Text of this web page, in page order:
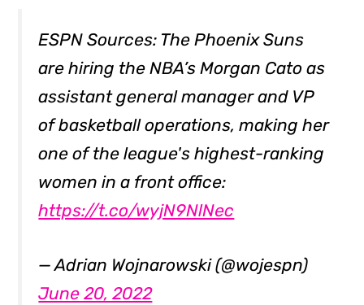
ESPN Sources: The Phoenix Suns
are hiring the NBA’s Morgan Cato as
assistant general manager and VP
of basketball operations, making her
one of the league's highest-ranking
women in a front office:
https://t.co/wyjN9NlNec
— Adrian Wojnarowski (@wojespn)
June 20, 2022